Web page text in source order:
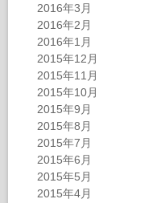
2016年3月
2016年2月
2016年1月
2015年12月
2015年11月
2015年10月
2015年9月
2015年8月
2015年7月
2015年6月
2015年5月
2015年4月